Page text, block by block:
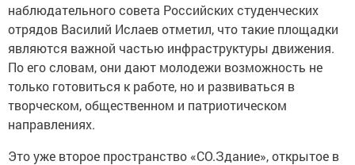
наблюдательного совета Российских студенческих
отрядов Василий Ислаев отметил, что такие площадки
являются важной частью инфраструктуры движения.
По его словам, они дают молодежи возможность не
только готовиться к работе, но и развиваться в
творческом, общественном и патриотическом
направлениях.
Это уже второе пространство «СО.Здание», открытое в